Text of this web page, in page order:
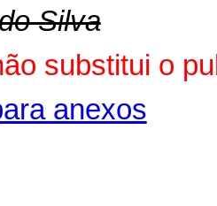
Silva
substitui o
anexos